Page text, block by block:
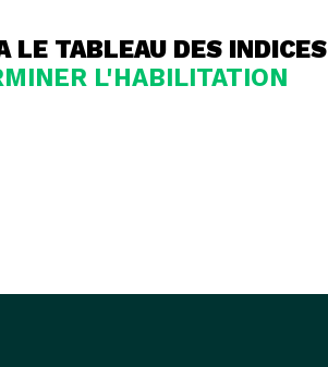
LE TABLEAU DES INDICES
L'HABILITATION